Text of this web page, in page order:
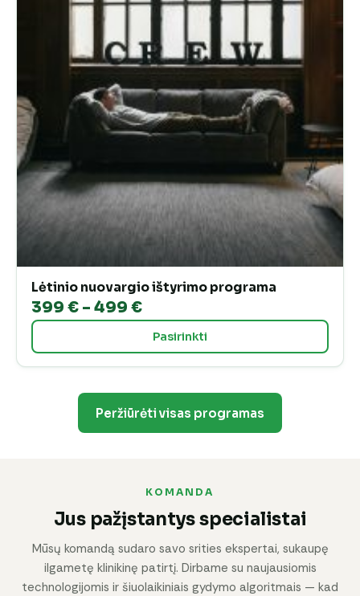
Lėtinio nuovargio ištyrimo programa
399 € – 499 €Price
range:
399 €
499 €
Pasirinkti
Peržiūrėti visas programas
KOMANDA
Jus pažįstantys specialistai
Mūsų komandą sudaro savo srities ekspertai, sukaupę
ilgametę klinikinę patirtį. Dirbame su naujausiomis
technologijomis ir šiuolaikiniais gydymo algoritmais — kad